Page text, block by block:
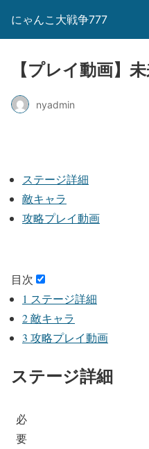
にゃんこ大戦争777
【プレイ動画】
nyadmin
ステージ詳細
敵キャラ
攻略プレイ動画
目次
1 ステージ詳細
2敵キャラ
3 攻略プレイ動画
ステージ詳細
必
要